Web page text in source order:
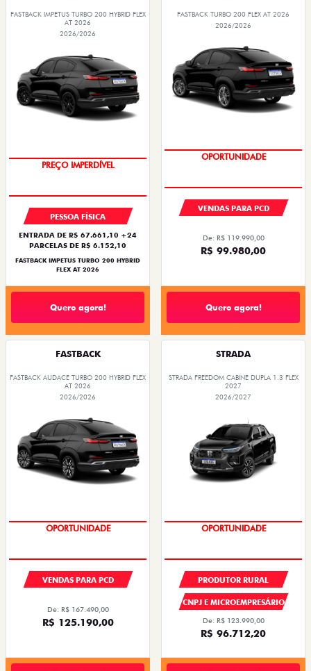
FASTBACK IMPETUS TURBO 200 HYBRID FLEX
AT 2026
2026/2026
OPORTUNIDADE
PESSOA FÍSICA
ENTRADA DE R$ 67.661,10 +24
PARCELAS DE R$ 6.152,10
FASTBACK IMPETUS TURBO 200 HYBRID
FLEX AT 2026
Quero agora!
FASTBACK TURBO 200 FLEX AT 2026
2026/2026
OPORTUNIDADE
VENDAS PARA PCD
De: R$ 119.990,00
R$ 99.980,00
Quero agora!
FASTBACK
FASTBACK AUDACE TURBO 200 HYBRID FLEX
AT 2026
2026/2026
OPORTUNIDADE
VENDAS PARA PCD
De: R$ 167.490,00
R$ 125.190,00
STRADA
STRADA FREEDOM CABINE DUPLA 1.3 FLEX
2027
2026/2027
OPORTUNIDADE
PRODUTOR RURAL
CNPJ E MICROEMPRESÁRIO
De: R$ 123.990,00
R$ 96.712,20